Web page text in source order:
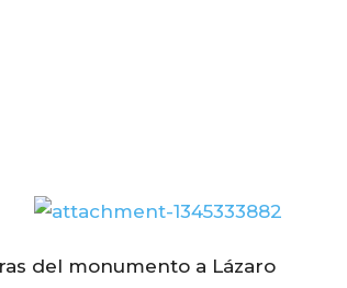
del monumento a Lázaro